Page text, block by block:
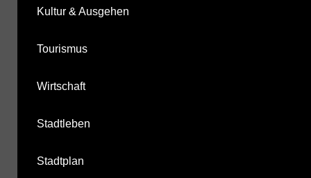
Kultur & Ausgehen
Tourismus
Wirtschaft
Stadtleben
Stadtplan